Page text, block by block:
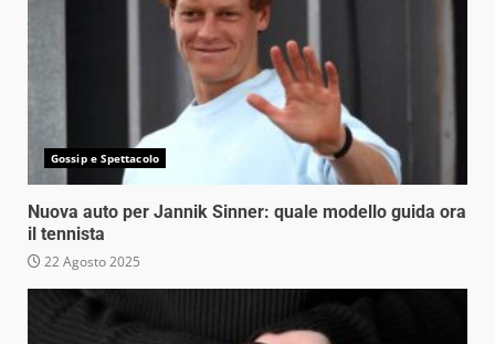
Gossip e Spettacolo
Nuova auto per Jannik Sinner: quale modello guida ora
il tennista
22 Agosto 2025